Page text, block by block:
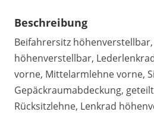
Beschreibung
Beifahrersitz
höhenverstellbar,
vorne, Mittelarmlehne vorne,
Gepäckraumabdeckung,
Rücksitzlehne, Lenkrad